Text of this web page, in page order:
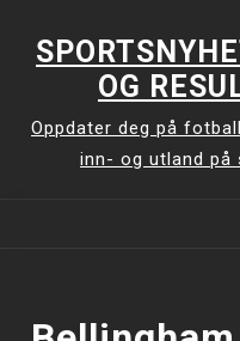
OG
Oppdater deg på
inn- og utland på